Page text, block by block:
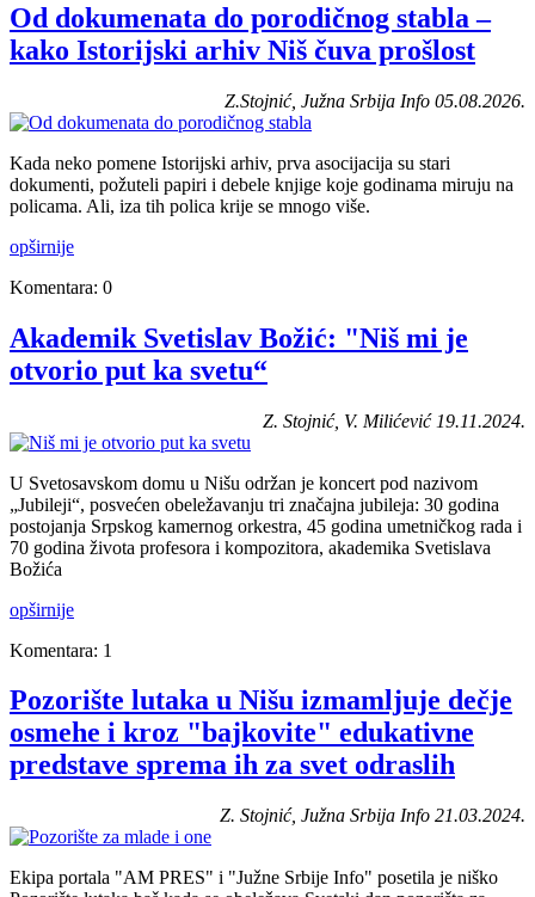
Od dokumenata do porodičnog stabla –
kako Istorijski arhiv Niš čuva prošlost
Z.Stojnić, Južna Srbija Info 05.08.2026.
Kada neko pomene Istorijski arhiv, prva asocijacija su stari
dokumenti, požuteli papiri i debele knjige koje godinama miruju na
policama. Ali, iza tih polica krije se mnogo više.
opširnije
Komentara: 0
Akademik Svetislav Božić: "Niš mi je
otvorio put ka svetu“
Z. Stojnić, V. Milićević 19.11.2024.
U Svetosavskom domu u Nišu održan je koncert pod nazivom
„Jubileji“, posvećen obeležavanju tri značajna jubileja: 30 godina
postojanja Srpskog kamernog orkestra, 45 godina umetničkog rada i
70 godina života profesora i kompozitora, akademika Svetislava
Božića
opširnije
Komentara: 1
Pozorište lutaka u Nišu izmamljuje dečje
osmehe i kroz "bajkovite" edukativne
predstave sprema ih za svet odraslih
Z. Stojnić, Južna Srbija Info 21.03.2024.
Ekipa portala "AM PRES" i "Južne Srbije Info" posetila je niško